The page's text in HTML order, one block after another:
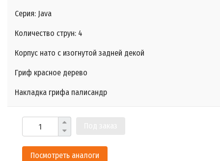
Серия: Java
Количество струн: 4
Корпус нато с изогнутой задней декой
Гриф красное дерево
Накладка грифа палисандр
Посмотреть аналоги